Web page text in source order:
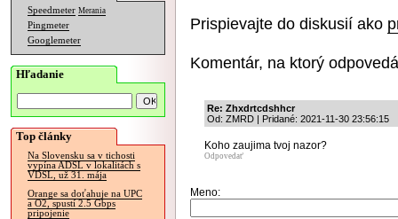
Speedmeter Merania
Pingmeter
Googlemeter
Hľadanie
Top články
Na Slovensku sa v tichosti
vypína ADSL v lokalitách s
VDSL, už 31. mája
Orange sa doťahuje na UPC
a O2, spustí 2.5 Gbps
pripojenie
Prispievajte do diskusií ako
Komentár, na ktorý
Re: Zhxdrtcdshhcr
Od: ZMRD | Pridané: 2021-11-30 23:56:15
Koho zaujima tvoj nazor?
Odpovedať
Meno: